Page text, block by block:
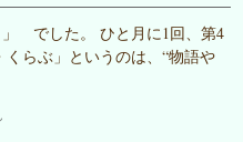
」 でした。 ひと月に1回、第4
らぶ」というのは、“物語や